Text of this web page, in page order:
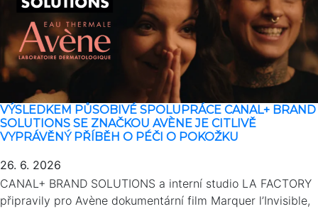
VÝSLEDKEM PŮSOBIVÉ SPOLUPRÁCE CANAL+ BRAND
SOLUTIONS SE ZNAČKOU AVÈNE JE CITLIVĚ
VYPRÁVĚNÝ PŘÍBĚH O PÉČI O POKOŽKU
26. 6. 2026
CANAL+ BRAND SOLUTIONS a interní studio LA FACTORY
připravily pro Avène dokumentární film Marquer l’Invisible,